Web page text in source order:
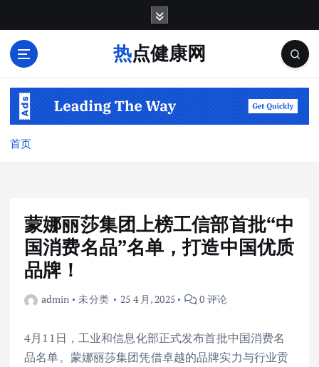
热点健康网
首页
蒙娜丽莎集团上榜工信部首批“中
国消费名品”名单，打造中国优质
品牌！
admin 未分类 25 4 月, 2025 0 评论
4月11日，工业和信息化部正式发布首批中国消费名
品名单。蒙娜丽莎集团凭借卓越的品牌实力与行业贡